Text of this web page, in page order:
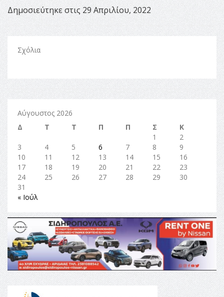
Δημοσιεύτηκε στις 29 Απριλίου, 2022
Σχόλια
Αύγουστος 2026
Δ
Τ Τ Π Π Σ
Κ
1
2
3
4 5 6 7 8
9
10
11 12 13 14 15
16
17
18 19 20 21 22
23
24
25 26 27 28 29
30
31
« Ιούλ